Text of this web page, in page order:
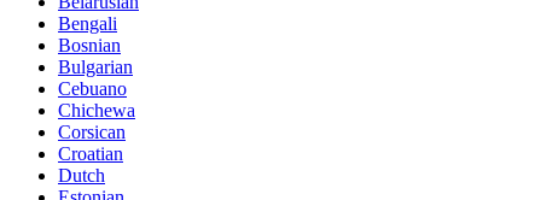
Bengali
Bosnian
Bulgarian
Cebuano
Chichewa
Corsican
Croatian
Dutch